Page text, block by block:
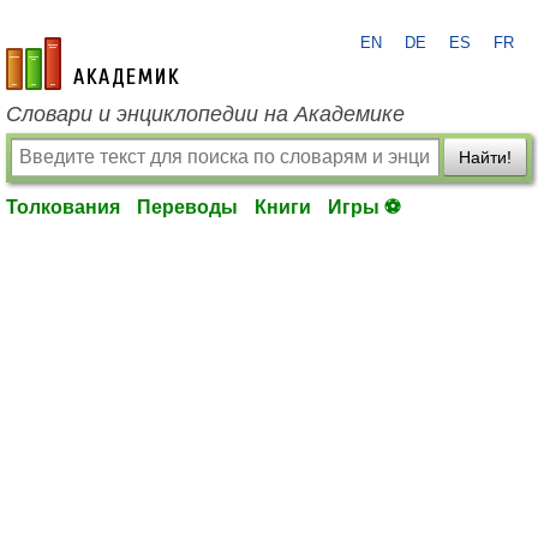
academic.ru
EN DE ES FR
Словари и энциклопедии на Академике
Найти!
Толкования Переводы Книги Игры ⚽